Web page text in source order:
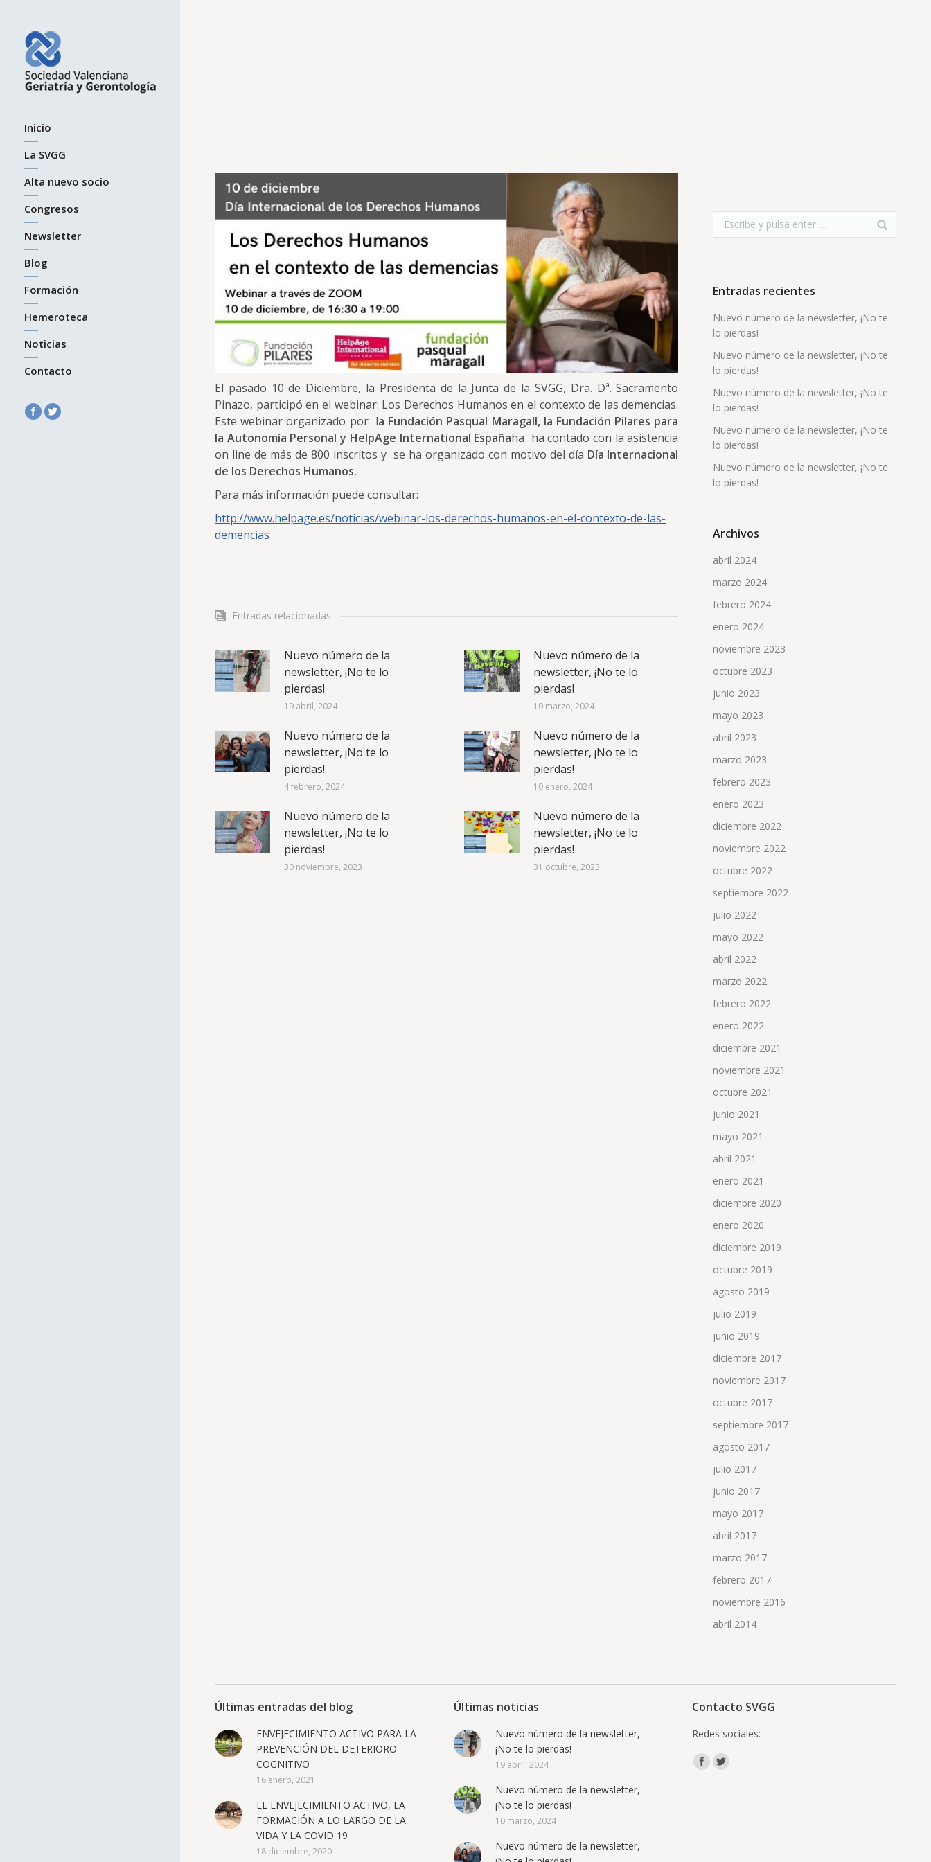
Inicio
La SVGG
Alta nuevo socio
Congresos
Newsletter
Blog
Formación
Hemeroteca
Noticias
Contacto
El pasado 10 de Diciembre, la Presidenta de la Junta de la SVGG, Dra. Dª. Sacramento
Pinazo, participó en el webinar: Los Derechos Humanos en el contexto de las demencias.
Este webinar organizado por la Fundación Pasqual Maragall, la Fundación Pilares para
la Autonomía Personal y HelpAge International Españaha ha contado con la asistencia
on line de más de 800 inscritos y se ha organizado con motivo del día Día Internacional
de los Derechos Humanos.
Para más información puede consultar:
http://www.helpage.es/noticias/webinar-los-derechos-humanos-en-el-contexto-de-las-
demencias
Entradas relacionadas
Nuevo número de la
newsletter, ¡No te lo
pierdas!
19 abril, 2024
Nuevo número de la
newsletter, ¡No te lo
pierdas!
10 marzo, 2024
Nuevo número de la
newsletter, ¡No te lo
pierdas!
4 febrero, 2024
Nuevo número de la
newsletter, ¡No te lo
pierdas!
10 enero, 2024
Nuevo número de la
newsletter, ¡No te lo
pierdas!
30 noviembre, 2023
Nuevo número de la
newsletter, ¡No te lo
pierdas!
31 octubre, 2023
Entradas recientes
Nuevo número de la newsletter, ¡No te
lo pierdas!
Nuevo número de la newsletter, ¡No te
lo pierdas!
Nuevo número de la newsletter, ¡No te
lo pierdas!
Nuevo número de la newsletter, ¡No te
lo pierdas!
Nuevo número de la newsletter, ¡No te
lo pierdas!
Archivos
abril 2024
marzo 2024
febrero 2024
enero 2024
noviembre 2023
octubre 2023
junio 2023
mayo 2023
abril 2023
marzo 2023
febrero 2023
enero 2023
diciembre 2022
noviembre 2022
octubre 2022
septiembre 2022
julio 2022
mayo 2022
abril 2022
marzo 2022
febrero 2022
enero 2022
diciembre 2021
noviembre 2021
octubre 2021
junio 2021
mayo 2021
abril 2021
enero 2021
diciembre 2020
enero 2020
diciembre 2019
octubre 2019
agosto 2019
julio 2019
junio 2019
diciembre 2017
noviembre 2017
octubre 2017
septiembre 2017
agosto 2017
julio 2017
junio 2017
mayo 2017
abril 2017
marzo 2017
febrero 2017
noviembre 2016
abril 2014
Últimas entradas del blog
ENVEJECIMIENTO ACTIVO PARA LA
PREVENCIÓN DEL DETERIORO
COGNITIVO
16 enero, 2021
EL ENVEJECIMIENTO ACTIVO, LA
FORMACIÓN A LO LARGO DE LA
VIDA Y LA COVID 19
18 diciembre, 2020
Últimas noticias
Nuevo número de la newsletter,
¡No te lo pierdas!
19 abril, 2024
Nuevo número de la newsletter,
¡No te lo pierdas!
10 marzo, 2024
Nuevo número de la newsletter,
Contacto SVGG
Redes sociales:
Encuéntranos en: